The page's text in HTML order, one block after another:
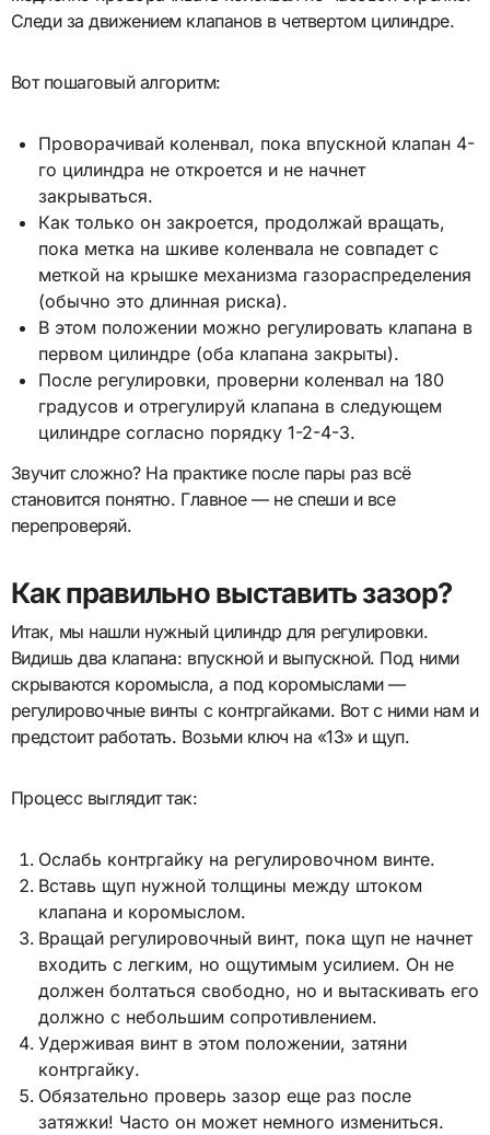
Следи за движением клапанов в четвертом цилиндре.
Вот пошаговый алгоритм:
Проворачивай коленвал, пока впускной клапан 4-
го цилиндра не откроется и не начнет
закрываться.
Как только он закроется, продолжай вращать,
пока метка на шкиве коленвала не совпадет с
меткой на крышке механизма газораспределения
(обычно это длинная риска).
В этом положении можно регулировать клапана в
первом цилиндре (оба клапана закрыты).
После регулировки, проверни коленвал на 180
градусов и отрегулируй клапана в следующем
цилиндре согласно порядку 1-2-4-3.
Звучит сложно? На практике после пары раз всё
становится понятно. Главное — не спеши и все
перепроверяй.
Как правильно выставить зазор?
Итак, мы нашли нужный цилиндр для регулировки.
Видишь два клапана: впускной и выпускной. Под ними
скрываются коромысла, а под коромыслами —
регулировочные винты с контргайками. Вот с ними нам и
предстоит работать. Возьми ключ на «13» и щуп.
Процесс выглядит так:
Ослабь контргайку на регулировочном винте.
Вставь щуп нужной толщины между штоком
клапана и коромыслом.
Вращай регулировочный винт, пока щуп не начнет
входить с легким, но ощутимым усилием. Он не
должен болтаться свободно, но и вытаскивать его
должно с небольшим сопротивлением.
Удерживая винт в этом положении, затяни
контргайку.
Обязательно проверь зазор еще раз после
затяжки! Часто он может немного измениться.